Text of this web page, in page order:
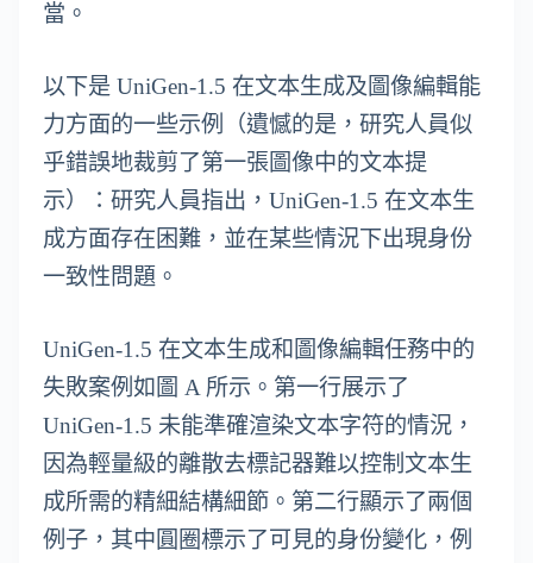
當。
以下是 UniGen-1.5 在文本生成及圖像編輯能
力方面的一些示例（遺憾的是，研究人員似
乎錯誤地裁剪了第一張圖像中的文本提
示）：研究人員指出，UniGen-1.5 在文本生
成方面存在困難，並在某些情況下出現身份
一致性問題。
UniGen-1.5 在文本生成和圖像編輯任務中的
失敗案例如圖 A 所示。第一行展示了
UniGen-1.5 未能準確渲染文本字符的情況，
因為輕量級的離散去標記器難以控制文本生
成所需的精細結構細節。第二行顯示了兩個
例子，其中圓圈標示了可見的身份變化，例